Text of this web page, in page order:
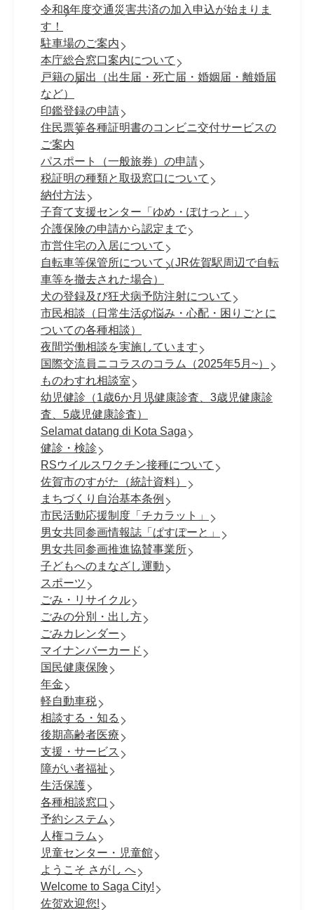
令和8年度交通災害共済の加入申込が始まりま
す！
駐車場のご案内
本庁総合窓口案内について
戸籍の届出（出生届・死亡届・婚姻届・離婚届
など）
印鑑登録の申請
住民票等各種証明書のコンビニ交付サービスの
ご案内
パスポート（一般旅券）の申請
税証明の種類と取扱窓口について
納付方法
子育て支援センター「ゆめ・ぽけっと」
介護保険の申請から認定まで
市営住宅の入居について
自転車等保管所について（JR佐賀駅周辺で自転
車等を撤去された場合）
犬の登録及び狂犬病予防注射について
市民相談（日常生活の悩み・心配・困りごとに
ついての各種相談）
夜間労働相談を実施しています
国際交流員ニコラスのコラム（2025年5月~）
ものわすれ相談室
幼児健診（1歳6か月児健康診査、3歳児健康診
査、5歳児健康診査）
Selamat datang di Kota Saga
健診・検診
RSウイルスワクチン接種について
佐賀市のすがた（統計資料）
まちづくり自治基本条例
市民活動応援制度「チカラット」
男女共同参画情報誌「ぱすぽーと」
男女共同参画推進協賛事業所
子どもへのまなざし運動
スポーツ
ごみ・リサイクル
ごみの分別・出し方
ごみカレンダー
マイナンバーカード
国民健康保険
年金
軽自動車税
相談する・知る
後期高齢者医療
支援・サービス
障がい者福祉
生活保護
各種相談窓口
予約システム
人権コラム
児童センター・児童館
ようこそ さがし へ
Welcome to Saga City!
佐贺欢迎您!